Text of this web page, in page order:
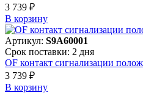
3 739 ₽
В корзинy
Артикул: S9A60001
Срок поставки: 2 дня
OF контакт сигнализации
3 739 ₽
В корзинy